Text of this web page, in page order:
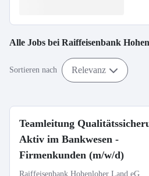
Alle Jobs bei Raiffeisenbank
Sortieren nach Relevanz
Teamleitung
Aktiv im Bankwesen -
Firmenkunden (m/w/d)
Raiffeisenbank Hohenloher Land eG